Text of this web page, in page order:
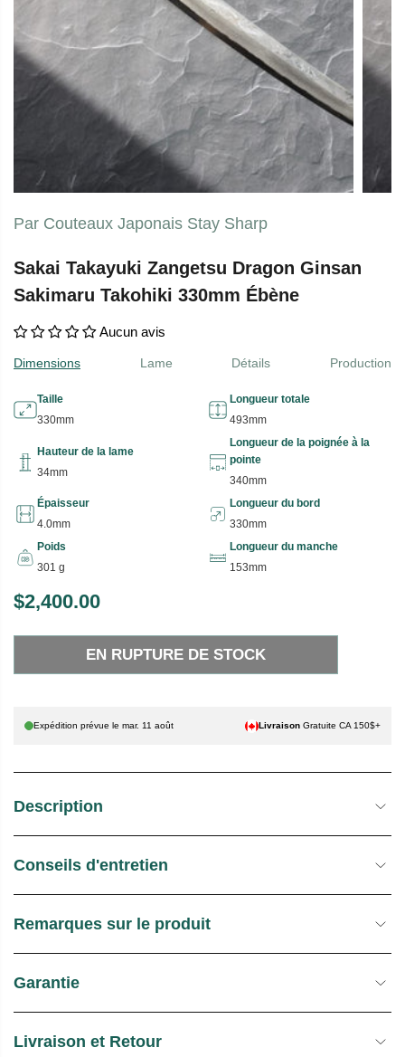
Par Couteaux Japonais Stay Sharp
Sakai Takayuki Zangetsu Dragon Ginsan
Sakimaru Takohiki 330mm Ébène
Aucun avis
Dimensions Lame Détails Production
Taille
330mm
Longueur totale
493mm
Hauteur de la lame
34mm
Longueur de la poignée à la
pointe
340mm
Épaisseur
4.0mm
Longueur du bord
330mm
Poids
301 g
Longueur du manche
153mm
P
R
X
T
L
$2,400.00
E
N
U
D
T
O
EN RUPTURE DE STOCK
Expédition prévue lemar. 11 août Livraison Gratuite CA 150$+
Description
Conseils d'entretien
Remarques sur le produit
Garantie
Livraison et Retour